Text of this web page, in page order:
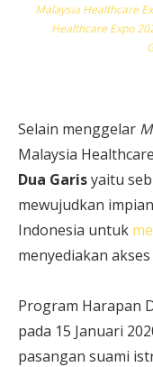
Malaysia Healthcare
Healthcare Expo
Selain menggelar
Malaysia
Dua Garisyaitu
mewujudkan
Indonesia untuk
menyediakan
Program Harapan
pada 15 Januari
pasangan suami